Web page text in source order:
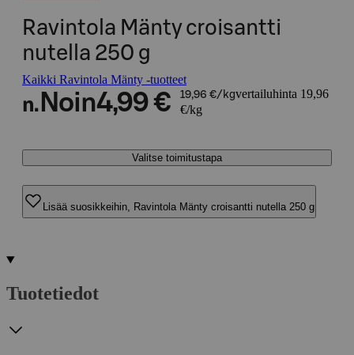
Ravintola Mänty croisantti
nutella 250 g
Kaikki Ravintola Mänty -tuotteet
n. Noin4,99 € 19,96 €/kgvertailuhinta 19,96
€/kg
Valitse toimitustapa
Lisää suosikkeihin, Ravintola Mänty croisantti nutella 250 g
Tuotetiedot